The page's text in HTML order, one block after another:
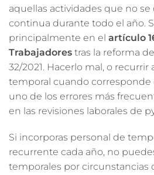
aquellas actividades que no
continua durante todo el año.
principalmente en el artículo
Trabajadores tras la reforma
32/2021. Hacerlo mal, o recurrir
temporal cuando corresponde
uno de los errores más
en las revisiones laborales de
Si incorporas personal de
recurrente cada año, no
temporales por circunstancias